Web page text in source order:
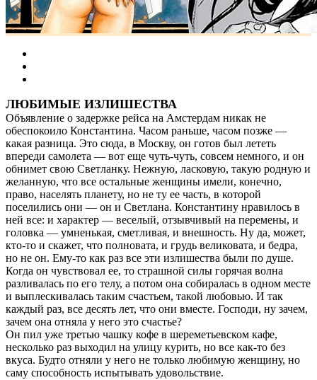
ЛЮБИМЫЕ ИЗЛИШЕСТВА
Объявление о задержке рейса на Амстердам никак не
обеспокоило Константина. Часом раньше, часом позже —
какая разница. Это сюда, в Москву, он готов был лететь
впереди самолета — вот еще чуть-чуть, совсем немного, и он
обнимет свою Светланку. Нежную, ласковую, такую родную и
желанную, что все остальные женщины имели, конечно,
право, населять планету, но не ту ее часть, в которой
поселились они — он и Светлана. Константину нравилось в
ней все: и характер — веселый, отзывчивый на перемены, и
головка — умненькая, сметливая, и внешность. Ну да, может,
кто-то и скажет, что полновата, и грудь великовата, и бедра,
но не он. Ему-то как раз все эти излишества были по душе.
Когда он чувствовал ее, то страшной силы горячая волна
разливалась по его телу, а потом она собиралась в одном месте
и выплескивалась таким счастьем, такой любовью. И так
каждый раз, все десять лет, что они вместе. Господи, ну зачем,
зачем она отняла у него это счастье?
Он пил уже третью чашку кофе в шереметьевском кафе,
несколько раз выходил на улицу курить, но все как-то без
вкуса. Будто отняли у него не только любимую женщину, но
саму способность испытывать удовольствие.